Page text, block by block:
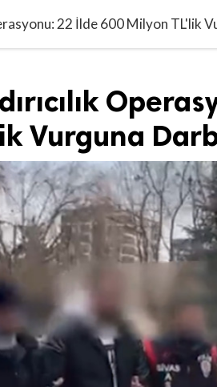
22 İlde 600 Milyon TL'lik
Vurguna